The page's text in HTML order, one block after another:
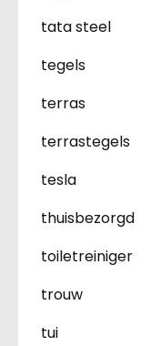
tata steel
tegels
terras
terrastegels
tesla
thuisbezorgd
toiletreiniger
trouw
tui